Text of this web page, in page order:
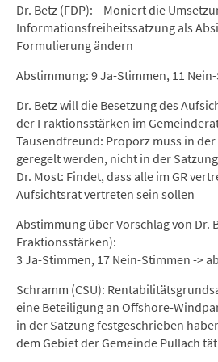
Dr. Betz (FDP): Moniert die
Informationsfreiheitssatzung als
Formulierung ändern
Abstimmung: 9 Ja-Stimmen, 11
Dr. Betz will die Besetzung des
der Fraktionsstärken im
Tausendfreund: Proporz muss in
geregelt werden, nicht in der Satzung
Dr. Most: Findet, dass alle im GR
Aufsichtsrat vertreten sein sollen
Abstimmung über Vorschlag von Dr.
Fraktionsstärken):
3 Ja-Stimmen, 17 Nein-Stimmen ->
Schramm (CSU):
eine Beteiligung an Offshore-
in der Satzung festgeschrieben
dem Gebiet der Gemeinde Pullach